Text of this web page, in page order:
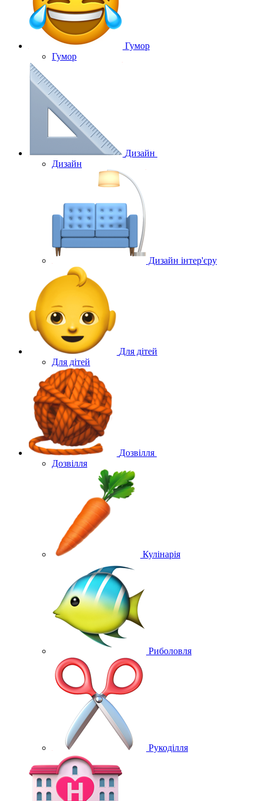
Гумор
Гумор
Дизайн
Дизайн
Дизайн інтер'єру
Для дітей
Для дітей
Дозвілля
Дозвілля
Кулінарія
Риболовля
Рукоділля